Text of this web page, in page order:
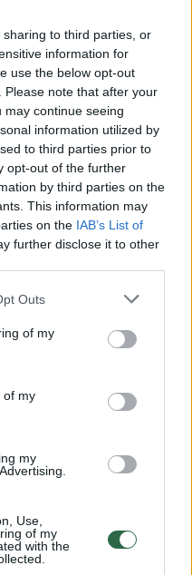
to third parties, or
information for
use the below opt-out
note that after your
continue seeing
information utilized by
to third parties prior to
opt-out of the further
by third parties on the
This information may
on the IAB’s List of
further disclose it to other
Outs
of my
of my
my
Use,
of my
with the
00:00:30
r.: dviejų moterų ir
00:00:57
temperatūra kils iki
00:15:54
įsitvirtinti